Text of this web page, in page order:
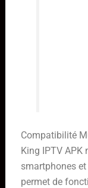
Compatibilité
King IPTV APK
smartphones
permet de